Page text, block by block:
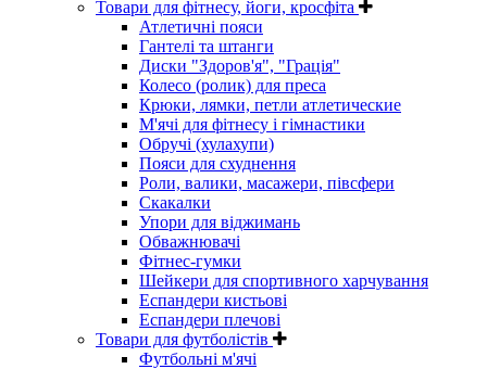
Товари для фітнесу, йоги, кросфіта
Атлетичні пояси
Гантелі та штанги
Диски "Здоров'я", "Грація"
Колесо (ролик) для преса
Крюки, лямки, петли атлетические
М'ячі для фітнесу і гімнастики
Обручі (хулахупи)
Пояси для схуднення
Роли, валики, масажери, півсфери
Скакалки
Упори для віджимань
Обважнювачі
Фітнес-гумки
Шейкери для спортивного харчування
Еспандери кистьові
Еспандери плечові
Товари для футболістів
Футбольні м'ячі